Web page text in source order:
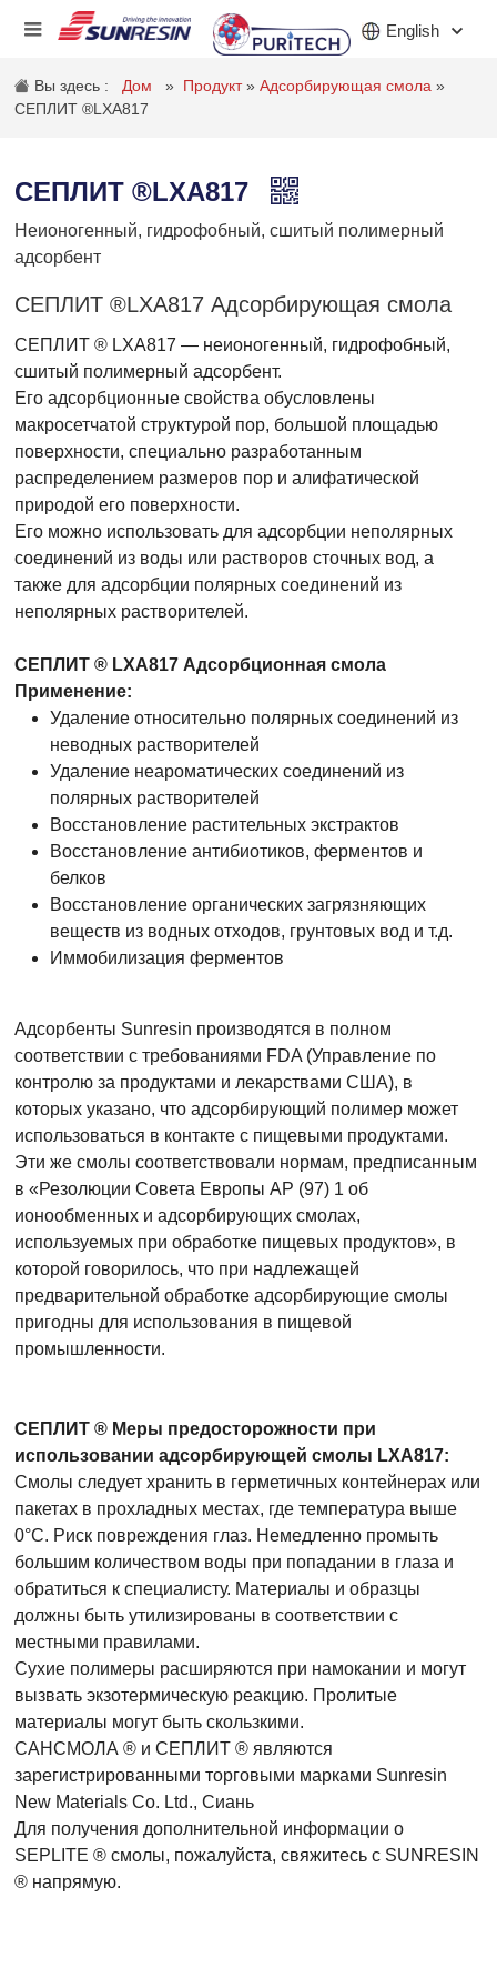
English
ПРОДУКТ
ИНВЕСТОРЫ
НОВОСТИ
КАРЬЕРА
КОНТАКТ
Вы здесь : Дом » Продукт»Адсорбирующая смола»
СЕПЛИТ ®LXA817
СЕПЛИТ ®LXA817
Неионогенный, гидрофобный, сшитый полимерный
адсорбент
СЕПЛИТ ®LXA817 Адсорбирующая смола
СЕПЛИТ ® LXA817 — неионогенный, гидрофобный,
сшитый полимерный адсорбент.
Его адсорбционные свойства обусловлены
макросетчатой ​​структурой пор, большой площадью
поверхности, специально разработанным
распределением размеров пор и алифатической
природой его поверхности.
Его можно использовать для адсорбции неполярных
соединений из воды или растворов сточных вод, а
также для адсорбции полярных соединений из
неполярных растворителей.
СЕПЛИТ ® LXA817 Адсорбционная смола
Применение:
Удаление относительно полярных соединений из
неводных растворителей
Удаление неароматических соединений из
полярных растворителей
Восстановление растительных экстрактов
Восстановление антибиотиков, ферментов и
белков
Восстановление органических загрязняющих
веществ из водных отходов, грунтовых вод и т.д.
Иммобилизация ферментов
Адсорбенты Sunresin производятся в полном
соответствии с требованиями FDA (Управление по
контролю за продуктами и лекарствами США), в
которых указано, что адсорбирующий полимер может
использоваться в контакте с пищевыми продуктами.
Эти же смолы соответствовали нормам, предписанным
в «Резолюции Совета Европы AP (97) 1 об
ионообменных и адсорбирующих смолах,
используемых при обработке пищевых продуктов», в
которой говорилось, что при надлежащей
предварительной обработке адсорбирующие смолы
пригодны для использования в пищевой
промышленности.
СЕПЛИТ ® Меры предосторожности при
использовании адсорбирующей смолы LXA817:
Смолы следует хранить в герметичных контейнерах или
пакетах в прохладных местах, где температура выше
0°C. Риск повреждения глаз. Немедленно промыть
большим количеством воды при попадании в глаза и
обратиться к специалисту. Материалы и образцы
должны быть утилизированы в соответствии с
местными правилами.
Сухие полимеры расширяются при намокании и могут
вызвать экзотермическую реакцию. Пролитые
материалы могут быть скользкими.
САНСМОЛА ® и СЕПЛИТ ® являются
зарегистрированными торговыми марками Sunresin
New Materials Co. Ltd., Сиань
Для получения дополнительной информации о
SEPLITE ® смолы, пожалуйста, свяжитесь с SUNRESIN
® напрямую.